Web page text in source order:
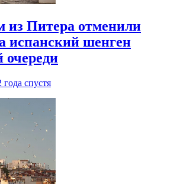
из Питера отменили
испанский шенген
очереди
года спустя